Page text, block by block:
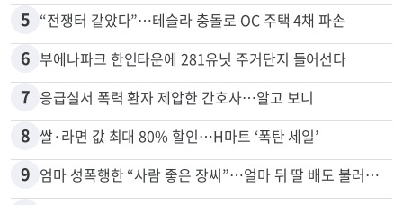
4 5주간 차 안 몰면 최대 600불 지급
5 “전쟁터 같았다”…테슬라 충돌로 OC 주택 4채 파손
6 부에나파크 한인타운에 281유닛 주거단지 들어선다
7 응급실서 폭력 환자 제압한 간호사…알고 보니
8 쌀·라면 값 최대 80% 할인…H마트 ‘폭탄 세일’